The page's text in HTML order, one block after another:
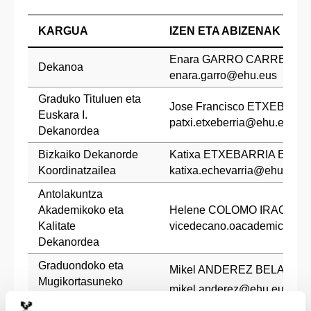
KARGUA IZEN ETA ABIZENAK
Dekanoa
Enara GARRO CARRERA
enara.garro@ehu.eus
Graduko Tituluen eta
Euskara I.
Dekanordea
Jose Francisco
patxi.etxeberria@ehu.eus
Bizkaiko Dekanorde
Koordinatzailea
Katixa ETXEBARRIA
katixa.echevarria@ehu.eus
Antolakuntza
Akademikoko eta
Kalitate
Dekanordea
Helene COLOMO IRAOLA
Graduondoko eta
Mugikortasuneko
Mikel ANDEREZ BELATEGI
mikel.anderez@ehu.eus